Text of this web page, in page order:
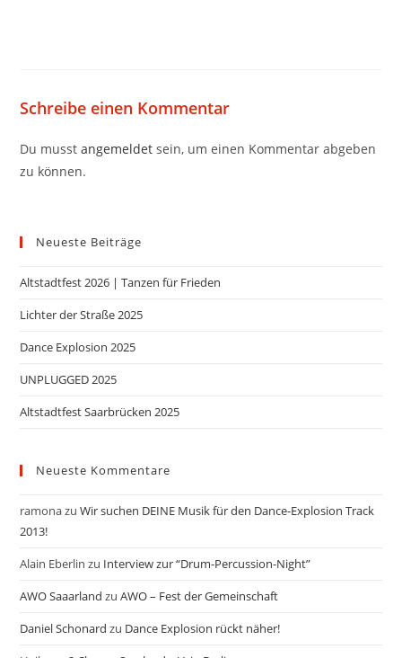
Schreibe einen Kommentar
Du musstangemeldet sein, um einen Kommentar abgeben
zu können.
Neueste Beiträge
Altstadtfest 2026 | Tanzen für Frieden
Lichter der Straße 2025
Dance Explosion 2025
UNPLUGGED 2025
Altstadtfest Saarbrücken 2025
Neueste Kommentare
ramonazuWir suchen DEINE Musik für den Dance-Explosion Track
2013!
Alain Eberlin zu Interview zur “Drum-Percussion-Night”
AWO Saaarland zuAWO – Fest der Gemeinschaft
Daniel Schonard zu Dance Explosion rückt näher!